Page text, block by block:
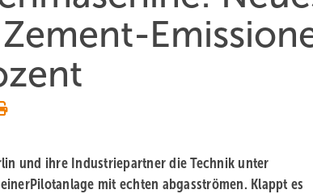
und ihre Industriepartner die Technik unter
mit echten abgasströmen. Klappt es